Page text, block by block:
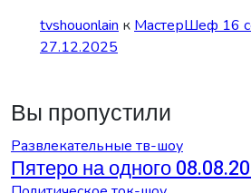
tvshouonlain к МастерШеф 16
27.12.2025
Вы пропустили
Развлекательные тв-шоу
Пятеро на одного